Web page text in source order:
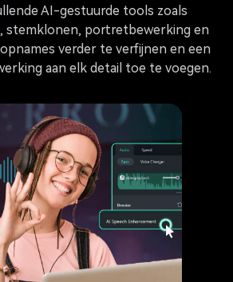
AI-gestuurde tools zoals
stemklonen, portretbewerking en
verder te verfijnen en een
aan elk detail toe te voegen.